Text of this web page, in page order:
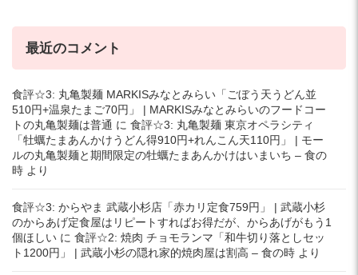
最近のコメント
食評☆3: 丸亀製麺 MARKISみなとみらい「ごぼう天うどん並
510円+温泉たまご70円」 | MARKISみなとみらいのフードコー
トの丸亀製麺は普通 に 食評☆3: 丸亀製麺 東京オペラシティ
「牡蠣たまあんかけうどん得910円+れんこん天110円」 | モー
ルの丸亀製麺と期間限定の牡蠣たまあんかけはいまいち – 食の
時 より
食評☆3: からやま 武蔵小杉店「赤カリ定食759円」 | 武蔵小杉
のからあげ定食屋はリピートすればお得だが、からあげがもう1
個ほしい に 食評☆2: 焼肉 チョモランマ「和牛切り落としセッ
ト1200円」 | 武蔵小杉の隠れ家的焼肉屋は割高 – 食の時 より